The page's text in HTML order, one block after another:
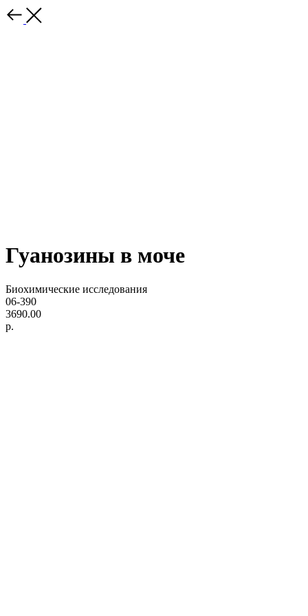
Гуанозины в моче
Биохимические исследования
06-390
3690.00
р.